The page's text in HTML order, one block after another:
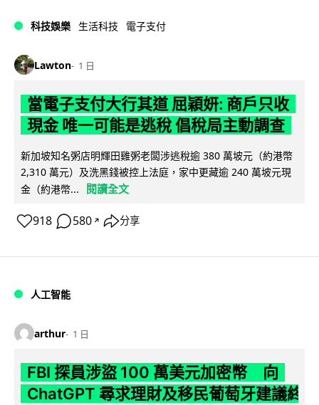
科技娛樂 生活科技 電子支付
Lawton 1 日
當電子支付大行其道 屈穎妍: 商戶只收
現金 唯一可能是逃稅 倡稅局主動調查
新加坡知名粥店明輝田雞粥老闆涉逃稅逾 380 萬坡元（約港幣
2,310 萬元）及洗黑錢被控上法庭，家中更藏逾 240 萬坡元現
金（約港幣...
閱讀全文
918 580 ↗ 分享
人工智能
arthur 1 日
FBI 探員涉盜 100 萬美元加密幣 向
ChatGPT 尋求理財及移民葡萄牙建議終